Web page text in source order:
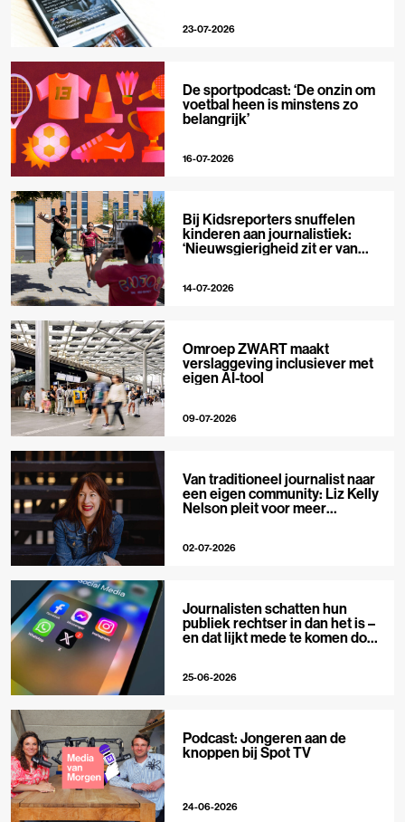
23-07-2026
De sportpodcast: ‘De onzin om
voetbal heen is minstens zo
belangrijk’
16-07-2026
Bij Kidsreporters snuffelen
kinderen aan journalistiek:
‘Nieuwsgierigheid zit er van
14-07-2026
Omroep ZWART maakt
verslaggeving inclusiever met
eigen AI-tool
09-07-2026
Van traditioneel journalist naar
een eigen community: Liz Kelly
Nelson pleit voor meer
02-07-2026
Journalisten schatten hun
publiek rechtser in dan het is –
en dat lijkt mede te komen door
25-06-2026
Podcast: Jongeren aan de
knoppen bij Spot TV
24-06-2026